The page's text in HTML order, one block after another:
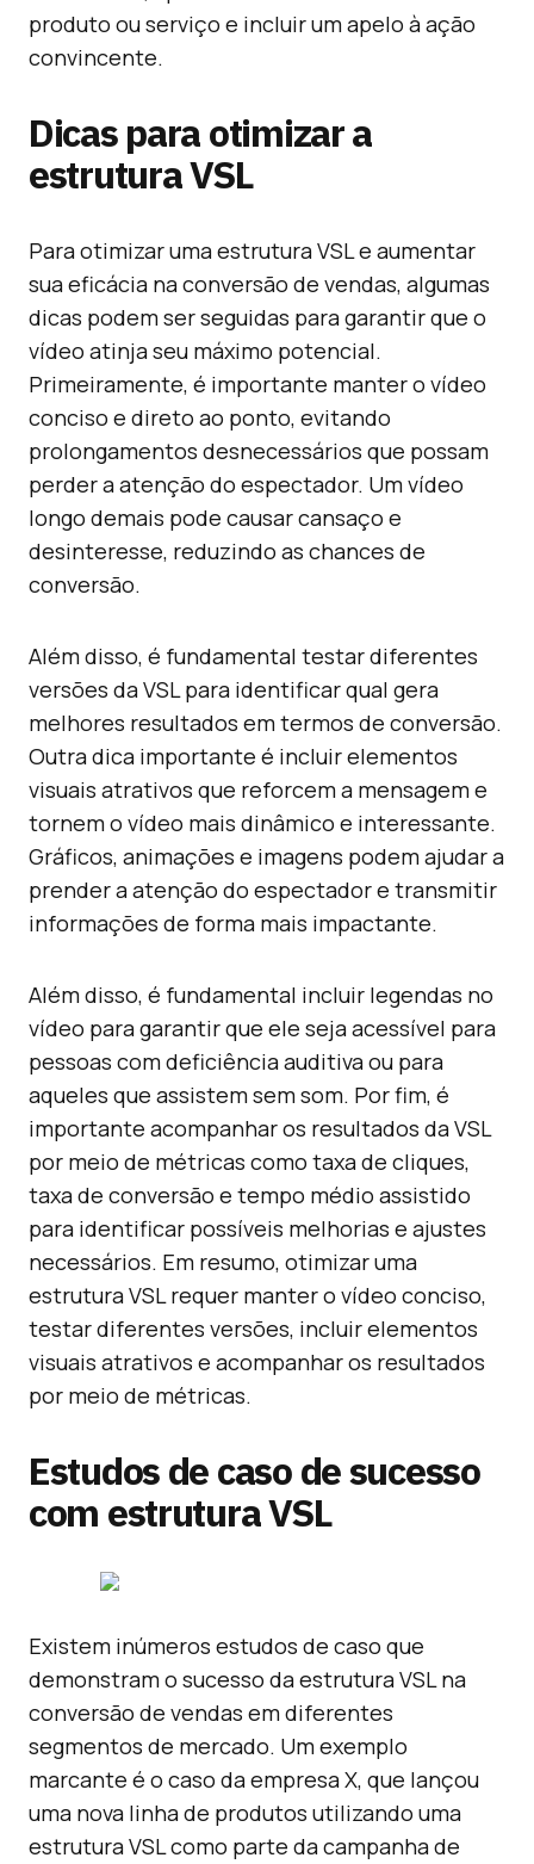
produto ou serviço e incluir um apelo à ação
convincente.
Dicas para otimizar a
estrutura VSL
Para otimizar uma estrutura VSL e aumentar
sua eficácia na conversão de vendas, algumas
dicas podem ser seguidas para garantir que o
vídeo atinja seu máximo potencial.
Primeiramente, é importante manter o vídeo
conciso e direto ao ponto, evitando
prolongamentos desnecessários que possam
perder a atenção do espectador. Um vídeo
longo demais pode causar cansaço e
desinteresse, reduzindo as chances de
conversão.
Além disso, é fundamental testar diferentes
versões da VSL para identificar qual gera
melhores resultados em termos de conversão.
Outra dica importante é incluir elementos
visuais atrativos que reforcem a mensagem e
tornem o vídeo mais dinâmico e interessante.
Gráficos, animações e imagens podem ajudar a
prender a atenção do espectador e transmitir
informações de forma mais impactante.
Além disso, é fundamental incluir legendas no
vídeo para garantir que ele seja acessível para
pessoas com deficiência auditiva ou para
aqueles que assistem sem som. Por fim, é
importante acompanhar os resultados da VSL
por meio de métricas como taxa de cliques,
taxa de conversão e tempo médio assistido
para identificar possíveis melhorias e ajustes
necessários. Em resumo, otimizar uma
estrutura VSL requer manter o vídeo conciso,
testar diferentes versões, incluir elementos
visuais atrativos e acompanhar os resultados
por meio de métricas.
Estudos de caso de sucesso
com estrutura VSL
Existem inúmeros estudos de caso que
demonstram o sucesso da estrutura VSL na
conversão de vendas em diferentes
segmentos de mercado. Um exemplo
marcante é o caso da empresa X, que lançou
uma nova linha de produtos utilizando uma
estrutura VSL como parte da campanha de